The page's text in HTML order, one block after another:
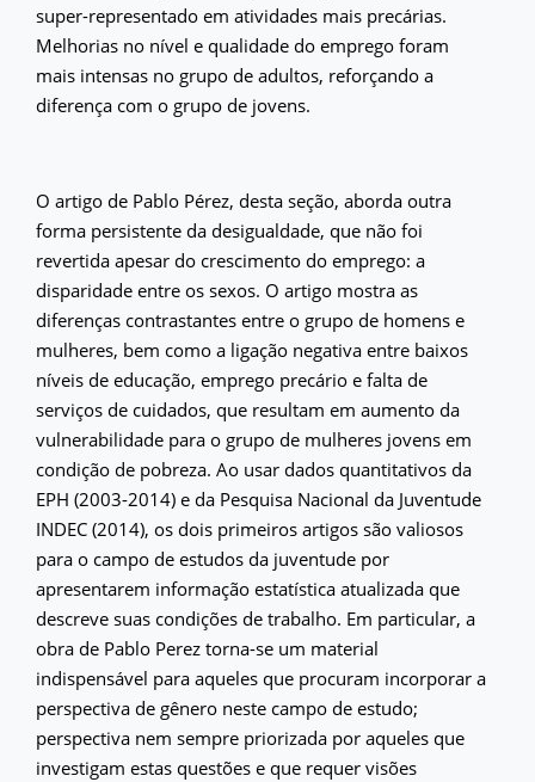
super-representado em atividades mais precárias.
Melhorias no nível e qualidade do emprego foram
mais intensas no grupo de adultos, reforçando a
diferença com o grupo de jovens.
O artigo de Pablo Pérez, desta seção, aborda outra
forma persistente da desigualdade, que não foi
revertida apesar do crescimento do emprego: a
disparidade entre os sexos. O artigo mostra as
diferenças contrastantes entre o grupo de homens e
mulheres, bem como a ligação negativa entre baixos
níveis de educação, emprego precário e falta de
serviços de cuidados, que resultam em aumento da
vulnerabilidade para o grupo de mulheres jovens em
condição de pobreza. Ao usar dados quantitativos da
EPH (2003-2014) e da Pesquisa Nacional da Juventude
INDEC (2014), os dois primeiros artigos são valiosos
para o campo de estudos da juventude por
apresentarem informação estatística atualizada que
descreve suas condições de trabalho. Em particular, a
obra de Pablo Perez torna-se um material
indispensável para aqueles que procuram incorporar a
perspectiva de gênero neste campo de estudo;
perspectiva nem sempre priorizada por aqueles que
investigam estas questões e que requer visões